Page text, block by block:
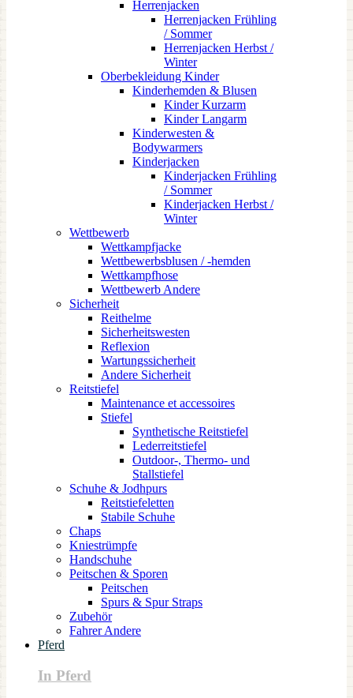
Herrenjacken
Herrenjacken Frühling
/ Sommer
Herrenjacken Herbst /
Winter
Oberbekleidung Kinder
Kinderhemden & Blusen
Kinder Kurzarm
Kinder Langarm
Kinderwesten &
Bodywarmers
Kinderjacken
Kinderjacken Frühling
/ Sommer
Kinderjacken Herbst /
Winter
Wettbewerb
Wettkampfjacke
Wettbewerbsblusen / -hemden
Wettkampfhose
Wettbewerb Andere
Sicherheit
Reithelme
Sicherheitswesten
Reflexion
Wartungssicherheit
Andere Sicherheit
Reitstiefel
Maintenance et accessoires
Stiefel
Synthetische Reitstiefel
Lederreitstiefel
Outdoor-, Thermo- und
Stallstiefel
Schuhe & Jodhpurs
Reitstiefeletten
Stabile Schuhe
Chaps
Kniestrümpfe
Handschuhe
Peitschen & Sporen
Peitschen
Spurs & Spur Straps
Zubehör
Fahrer Andere
Pferd
In Pferd